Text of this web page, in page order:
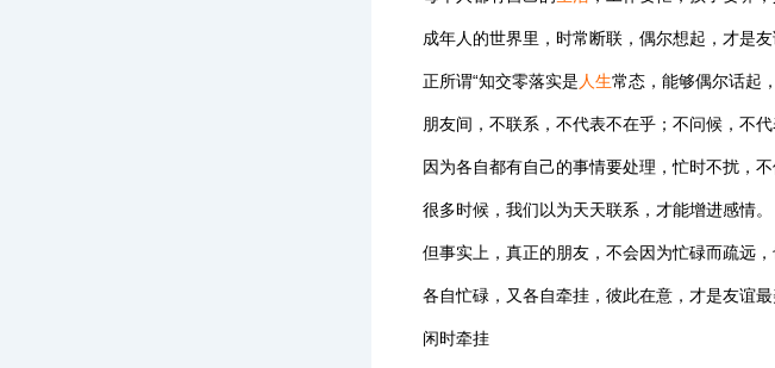
成年人的世界里，时常断联，偶尔想起，才是友
正所谓“知交零落实是 人生常态，能够偶尔话起
朋友间，不联系，不代表不在乎；不问候，不
因为各自都有自己的事情要处理，忙时不扰，
很多时候，我们以为天天联系，才能增进感情。
但事实上，真正的朋友，不会因为忙碌而疏远，
各自忙碌，又各自牵挂，彼此在意，才是友谊最
闲时牵挂